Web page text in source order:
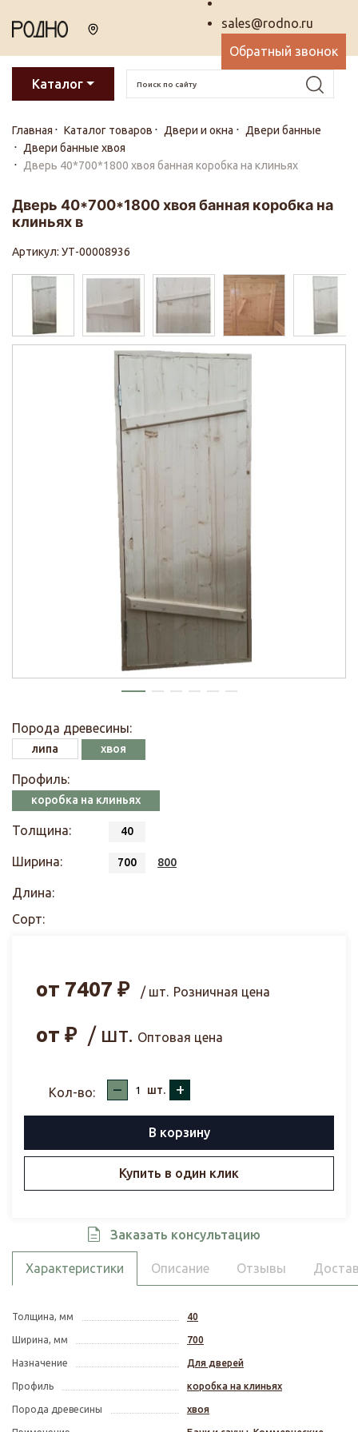
sales@rodno.ru
Обратный звонок
Каталог
Главная Каталог товаров Двери и окна
Двери банные
Двери банные хвоя
Дверь 40*700*1800 хвоя банная коробка на клиньях
Дверь 40*700*1800 хвоя банная коробка на
клиньях в
Артикул: УТ-00008936
Порода древесины:
липа хвоя
Профиль:
коробка на клиньях
Толщина: 40
Ширина: 700 800
Длина:
Сорт:
от 7407 ₽ / шт. Розничная цена
от ₽ / шт. Оптовая цена
Кол-во: – шт. +
В корзину
Купить в один клик
Заказать консультацию
Характеристики Описание Отзывы
Толщина, мм 40
Ширина, мм 700
Назначение Для дверей
Профиль коробка на клиньях
Порода древесины хвоя